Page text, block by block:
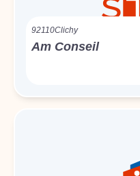
92110Clichy
Am Conseil